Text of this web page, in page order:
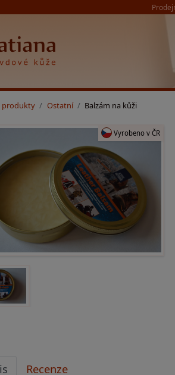
produkty Ostatní Balzám na kůži
Vyrobeno v ČR
Recenze